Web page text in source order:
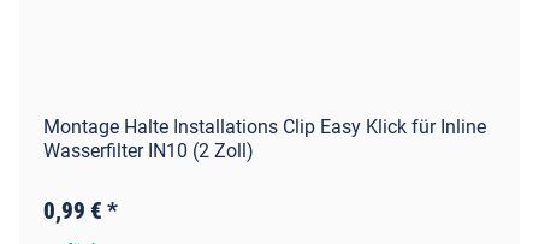
Montage Halte Installations Clip Easy Klick für Inline
Wasserfilter IN10 (2 Zoll)
0,99 € *